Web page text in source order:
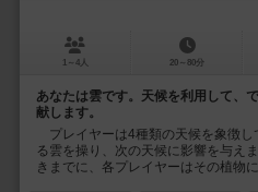
1～4人 20～80分
あなたは雲です。天候を利用して、
献します。
プレイヤーは4種類の天候を象徴し
る雲を操り、次の天候に影響を与え
きまでに、各プレイヤーはその植物